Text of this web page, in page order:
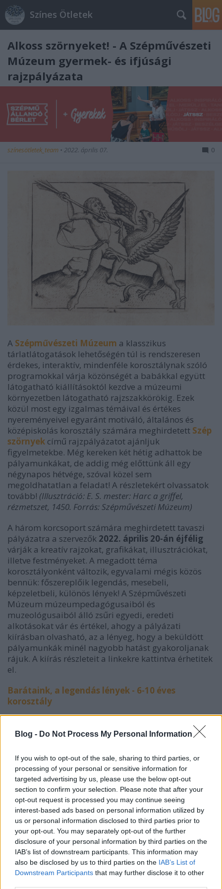
Blog - Do Not Process My Personal Information
If you wish to opt-out of the sale, sharing to third parties, or
processing of your personal or sensitive information for
targeted advertising by us, please use the below opt-out
section to confirm your selection. Please note that after your
opt-out request is processed you may continue seeing
interest-based ads based on personal information utilized by
us or personal information disclosed to third parties prior to
your opt-out. You may separately opt-out of the further
disclosure of your personal information by third parties on the
IAB’s list of downstream participants. This information may
also be disclosed by us to third parties on the IAB’s List of
Downstream Participants that may further disclose it to other
Színes Ötletek
Alkoss szörnyeket! - A Szépművészeti
Múzeum gyermek- és ifjúsági
rajzpályázata
színesötletek_team • 2022. április 07. 0
A Szépművészeti Múzeum a klasszikus
tárlatlátogatások lehetőségén túl is rendszeresen
érdekes, interaktív, mindenféle korosztálynak szóló
programokkal várja közönségét a babákkal együtt
látogatható kiállításoktól kezdve a múzeumi
környezetben látogatható rajzszakkörökig. Ezek
közül most egy izgalmas témáival és értékes
nyereményeivel egyaránt motiváló, általános és
középiskolás korosztály számára meghirdetett Szép
szörnyek című rajzpályázatot ajánljuk
figyelmetekbe. Még kereken két hétig adhattok be
pályamunkákat, de addig még előttünk áll egy
négynapos hétvége, szóval közel sem
megoldhatatlan a feladat! A részletekért olvassatok
tovább! (Illusztráció: E. S. mester: Harc a griffel,
rézmetszet, 1450. Forrás: Szépművészeti Múzeum)
A három korcsoport számára meghirdetett tavaszi
pályázatra a szervezők 2022. április 20-án éjfélig
várják a kreatív rajzokat, grafikákat, illusztrációkat,
illetve festményeket. A megadott téma
korosztályonként változik, egyvalami mégis közös
bennük: főszereplőik legendás, mesebeli,
képzeletbeli, különös lények! A Szépművészeti
Múzeum múzeumpedagógusaiból és
muzeológusaiból álló zsűri egyedi, eredeti
alkotásokat vár és értékel, ahogy a pályázati
kiírásban olvasható, az a lényeg, hogy a beküldött
pályamunkák minél nagyobb hatást gyakoroljanak
rájuk. A kiírás részleteit a linkekre kattintva érhetitek
el.
Barátaink, a legendás lények - 6-10 éves
korosztály
korosztály